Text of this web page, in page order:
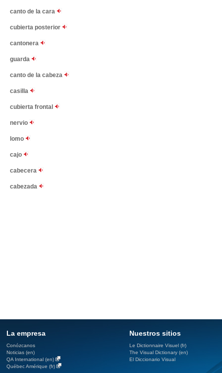
canto de la cara
cubierta posterior
cantonera
guarda
canto de la cabeza
casilla
cubierta frontal
nervio
lomo
cajo
cabecera
cabezada
La empresa
Conózcanos
Noticias (en)
QA International (en)
Québec Amérique (fr)
Nuestros sitios
Le Dictionnaire Visuel (fr)
The Visual Dictionary (en)
El Diccionario Visual